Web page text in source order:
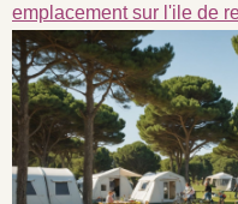
emplacement sur l'ile de